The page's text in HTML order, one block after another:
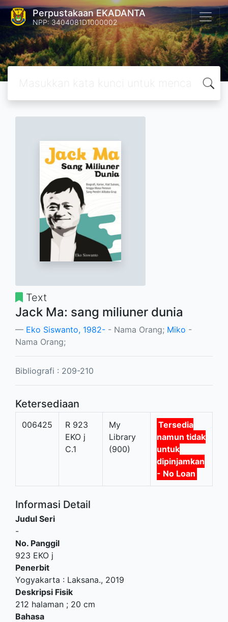
Perpustakaan EKADANTA
NPP: 3404081D1000002
Text
Jack Ma: sang miliuner dunia
Eko Siswanto, 1982- - Nama Orang; Miko -
Nama Orang;
Bibliografi : 209-210
Ketersediaan
006425
R 923
EKO j
C.1
My
Library
(900)
Tersedia
namun tidak
untuk
dipinjamkan
- No Loan
Informasi Detail
Judul Seri
-
No. Panggil
923 EKO j
Penerbit
Yogyakarta : Laksana., 2019
Deskripsi Fisik
212 halaman ; 20 cm
Bahasa